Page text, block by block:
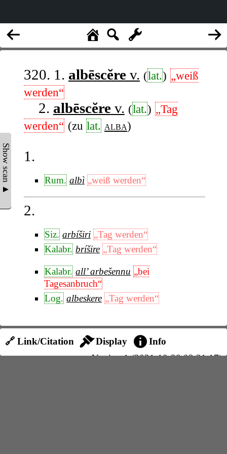
Show scan ▲
320. 1. albēscĕre v. (lat.) „weiß
werden“
2. albēscĕrev. (lat.) „Tag
werden“ (zu lat. alba)
1.
Rum. albì „weiß werden“
2.
Siz. arbíširi „Tag werden“
Kalabr. bríšire „Tag werden“
Kalabr. all’ arbešennu „bei
Tagesanbruch“
Log. albeskere „Tag werden“
🔗 Link/Citation Display
Info
Version 1 (2021-10-28 03:31:17)